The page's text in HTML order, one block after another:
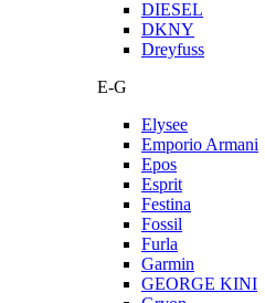
DIESEL
DKNY
Dreyfuss
E-G
Elysee
Emporio Armani
Epos
Esprit
Festina
Fossil
Furla
Garmin
GEORGE KINI